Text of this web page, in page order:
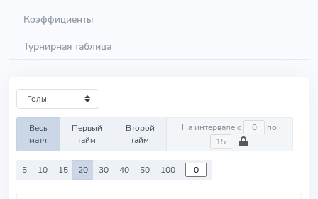
Коэффициенты
Турнирная таблица
Весь
матч
Первый
тайм
Второй
тайм
На интервале с по
5 10 15 20 30 40 50 100